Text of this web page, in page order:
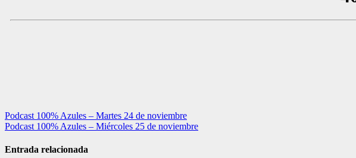
Navegación
de
entradas
Podcast 100% Azules – Martes 24 de noviembre
Podcast 100% Azules – Miércoles 25 de noviembre
Entrada relacionada